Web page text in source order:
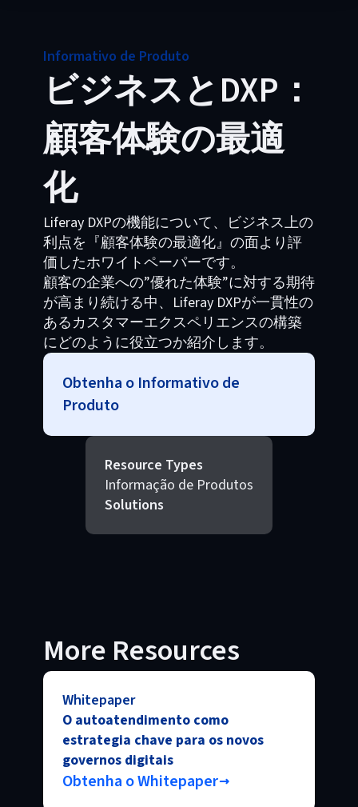
Informativo de Produto
ビジネスとDXP：
顧客体験の最適
化
Liferay DXPの機能について、ビジネス上の
利点を『顧客体験の最適化』の面より評
価したホワイトペーパーです。
顧客の企業への”優れた体験”に対する期待
が高まり続ける中、Liferay DXPが一貫性の
あるカスタマーエクスペリエンスの構築
にどのように役立つか紹介します。
Obtenha o Informativo de
Produto
Resource Types
Informação de Produtos
Solutions
More Resources
Whitepaper
O autoatendimento como
estrategia chave para os novos
governos digitais
Obtenha o Whitepaper